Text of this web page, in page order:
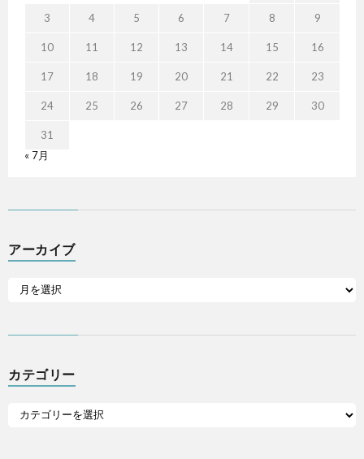
3 4 5 6 7 8 9
10 11 12 13 14 15 16
17 18 19 20 21 22 23
24 25 26 27 28 29 30
31
« 7月
アーカイブ
カテゴリー